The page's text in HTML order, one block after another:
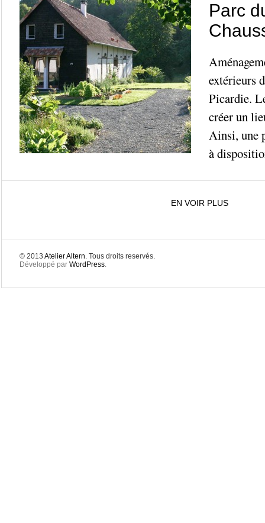
Parc
extérieurs
Picardie.
créer un
Ainsi, une
à
EN VOIR PLUS
© 2013 Atelier Altern. Tous droits reservés.
Développé par WordPress.